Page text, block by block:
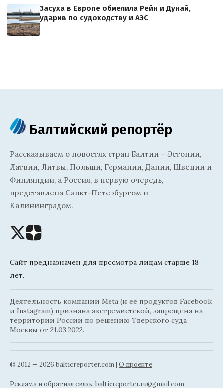
Засуха в Европе обмелила Рейн и Дунай,
ударив по судоходству и АЭС
Балтийский репортёр
Рассказываем о новостях стран Балтии – Эстонии,
Латвии, Литвы, Польши, Германии, Дании, Швеции и
Финляндии, а Россия, в первую очередь,
представлена Санкт-Петербургом и
Калининградом.
Сайт предназначен для просмотра лицам старше 18
лет.
Деятельность компании Meta (и её продуктов Facebook
и Instagram) признана экстремистской, запрещена на
территории России по решению Тверского суда
Москвы от 21.03.2022.
© 2012 — 2026 balticreporter.com | О проекте
Реклама и обратная связь: balticreporter.ru@gmail.com